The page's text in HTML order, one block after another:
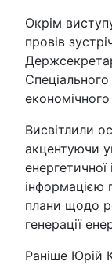
Окрім
провів
Висвітлили
акцентуючи
інформацією
плани щодо
генерації
Раніше Юрій